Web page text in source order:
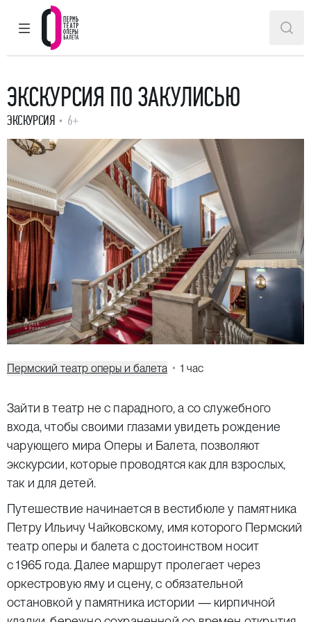
ГЛАВНОЕ МЕНЮ
Пермский театр оперы и балета
ЭКСКУРСИЯ ПО ЗАКУЛИСЬЮ
ЭКСКУРСИЯ 6+
Пермский театр оперы и балета 1 час
Зайти в театр не с парадного, а со служебного
входа, чтобы своими глазами увидеть рождение
чарующего мира Оперы и Балета, позволяют
экскурсии, которые проводятся как для взрослых,
так и для детей.
Путешествие начинается в вестибюле у памятника
Петру Ильичу Чайковскому, имя которого Пермский
театр оперы и балета с достоинством носит
с 1965 года. Далее маршрут пролегает через
оркестровую яму и сцену, с обязательной
остановкой у памятника истории — кирпичной